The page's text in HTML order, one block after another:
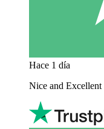
Hace 1 día
Nice and